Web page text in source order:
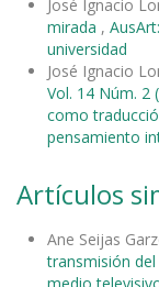
José Ignacio
mirada ,
universidad
José Ignacio
Vol. 14 Núm. 2
como
pensamiento
Artículos
Ane Seijas
transmisión